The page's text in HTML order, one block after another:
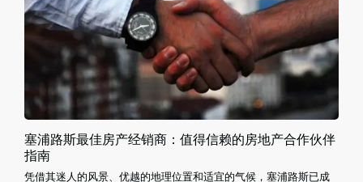
塞浦路斯最佳房产经销商：值得信赖的房地产合作伙伴
指南
凭借其迷人的风景、优越的地理位置和适宜的气候，塞浦路斯已成